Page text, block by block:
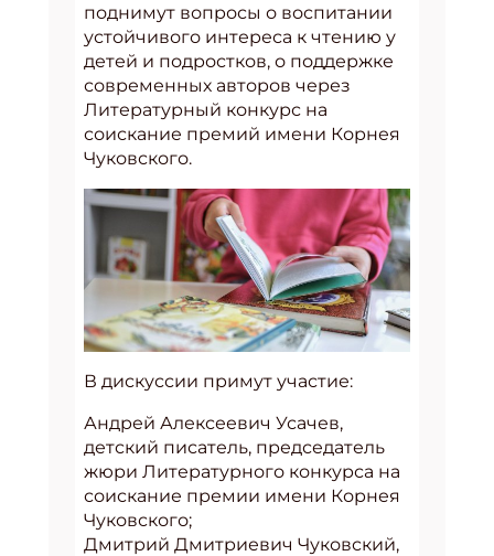
поднимут вопросы о воспитании
устойчивого интереса к чтению у
детей и подростков, о поддержке
современных авторов через
Литературный конкурс на
соискание премий имени Корнея
Чуковского.
В дискуссии примут участие:
Андрей Алексеевич Усачев,
детский писатель, председатель
жюри Литературного конкурса на
соискание премии имени Корнея
Чуковского;
Дмитрий Дмитриевич Чуковский,